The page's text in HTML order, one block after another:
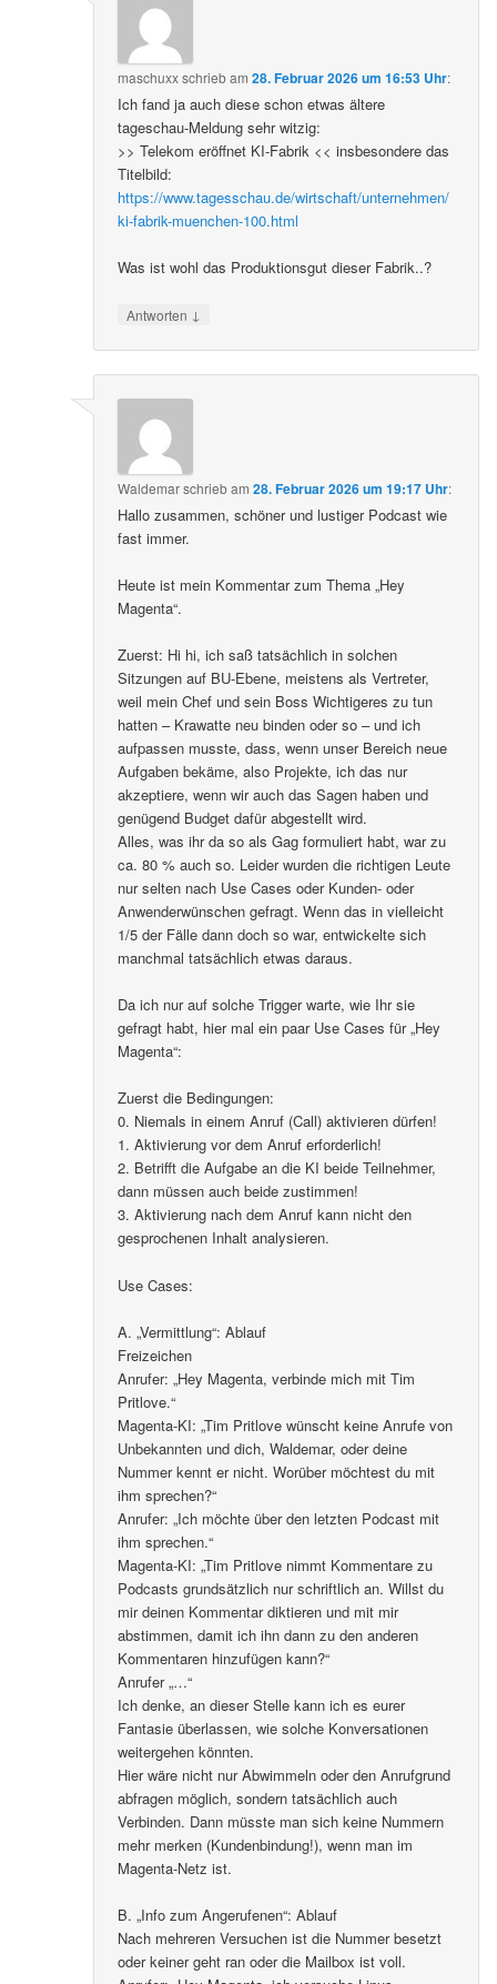
maschuxxschriebam28. Februar 2026 um 16:53 Uhr:
Ich fand ja auch diese schon etwas ältere
tageschau-Meldung sehr witzig:
>> Telekom eröffnet KI-Fabrik << insbesondere das
Titelbild:
https://www.tagesschau.de/wirtschaft/unternehmen/
ki-fabrik-muenchen-100.html
Was ist wohl das Produktionsgut dieser Fabrik..?
Antworten ↓
Waldemarschriebam28. Februar 2026 um 19:17 Uhr:
Hallo zusammen, schöner und lustiger Podcast wie
fast immer.
Heute ist mein Kommentar zum Thema „Hey
Magenta“.
Zuerst: Hi hi, ich saß tatsächlich in solchen
Sitzungen auf BU-Ebene, meistens als Vertreter,
weil mein Chef und sein Boss Wichtigeres zu tun
hatten – Krawatte neu binden oder so – und ich
aufpassen musste, dass, wenn unser Bereich neue
Aufgaben bekäme, also Projekte, ich das nur
akzeptiere, wenn wir auch das Sagen haben und
genügend Budget dafür abgestellt wird.
Alles, was ihr da so als Gag formuliert habt, war zu
ca. 80 % auch so. Leider wurden die richtigen Leute
nur selten nach Use Cases oder Kunden- oder
Anwenderwünschen gefragt. Wenn das in vielleicht
1/5 der Fälle dann doch so war, entwickelte sich
manchmal tatsächlich etwas daraus.
Da ich nur auf solche Trigger warte, wie Ihr sie
gefragt habt, hier mal ein paar Use Cases für „Hey
Magenta“:
Zuerst die Bedingungen:
0. Niemals in einem Anruf (Call) aktivieren dürfen!
1. Aktivierung vor dem Anruf erforderlich!
2. Betrifft die Aufgabe an die KI beide Teilnehmer,
dann müssen auch beide zustimmen!
3. Aktivierung nach dem Anruf kann nicht den
gesprochenen Inhalt analysieren.
Use Cases:
A. „Vermittlung“: Ablauf
Freizeichen
Anrufer: „Hey Magenta, verbinde mich mit Tim
Pritlove.“
Magenta-KI: „Tim Pritlove wünscht keine Anrufe von
Unbekannten und dich, Waldemar, oder deine
Nummer kennt er nicht. Worüber möchtest du mit
ihm sprechen?“
Anrufer: „Ich möchte über den letzten Podcast mit
ihm sprechen.“
Magenta-KI: „Tim Pritlove nimmt Kommentare zu
Podcasts grundsätzlich nur schriftlich an. Willst du
mir deinen Kommentar diktieren und mit mir
abstimmen, damit ich ihn dann zu den anderen
Kommentaren hinzufügen kann?“
Anrufer „…“
Ich denke, an dieser Stelle kann ich es eurer
Fantasie überlassen, wie solche Konversationen
weitergehen könnten.
Hier wäre nicht nur Abwimmeln oder den Anrufgrund
abfragen möglich, sondern tatsächlich auch
Verbinden. Dann müsste man sich keine Nummern
mehr merken (Kundenbindung!), wenn man im
Magenta-Netz ist.
B. „Info zum Angerufenen“: Ablauf
Nach mehreren Versuchen ist die Nummer besetzt
oder keiner geht ran oder die Mailbox ist voll.